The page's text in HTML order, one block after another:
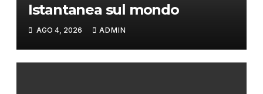
Istantanea sul mondo
AGO 4, 2026 ADMIN